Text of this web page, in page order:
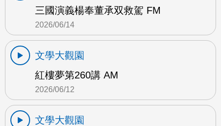
三國演義楊奉董承双救駕 FM
2026/06/14
文學大觀園
紅樓夢第260講 AM
2026/06/12
文學大觀園